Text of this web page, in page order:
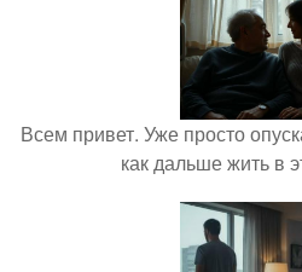
Всем привет. Уже просто
как дальше жить в